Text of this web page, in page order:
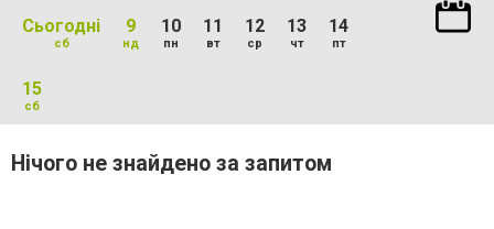
Сьогодні
сб
9
нд
10
пн
11
вт
12
ср
13
чт
14
пт
15
сб
Нічого не знайдено за запитом